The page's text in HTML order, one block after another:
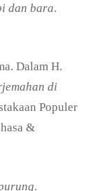
dan bara.
Dalam H.
di
Populer
&
.